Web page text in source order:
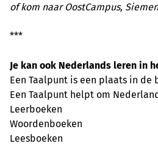
of kom naar OostCampus,
***
Je kan ook Nederlands leren in
Een Taalpunt is een plaats in de
Een Taalpunt helpt om
Leerboeken
Woordenboeken
Leesboeken